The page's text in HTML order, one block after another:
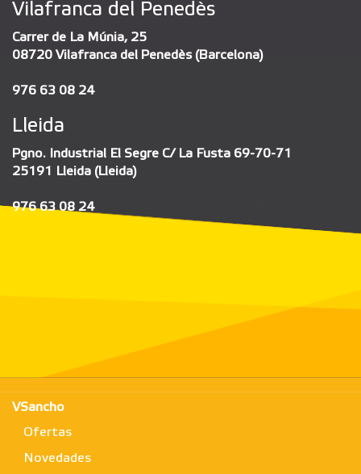
Vilafranca del Penedès
Carrer de La Múnia, 25
08720 Vilafranca del Penedès (Barcelona)
976 63 08 24
Lleida
Pgno. Industrial El Segre C/ La Fusta 69-70-71
25191 Lleida (Lleida)
976 63 08 24
VSancho
Ofertas
Novedades